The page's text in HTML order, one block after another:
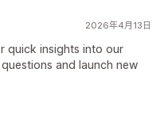
2026年4月13日
quick insights into our
and launch new